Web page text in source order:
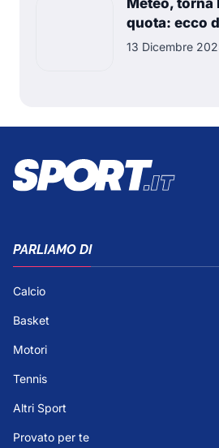
Meteo, torna
quota: ecco
13 Dicembre
PARLIAMO DI
Calcio
Basket
Motori
Tennis
Altri Sport
Provato per te